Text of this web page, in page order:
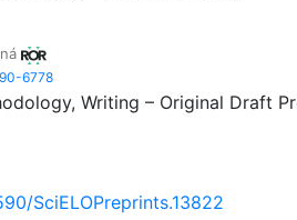
6778
Writing – Original Draft
SciELOPreprints.13822